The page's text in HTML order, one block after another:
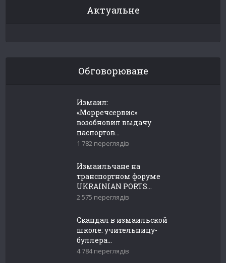
Актуальне
Обговорюване
Измаил:
«Морречсервис»
возобновил выдачу
паспортов...
1 782 переглядів
Измаильчане на
транспортном форуме
UKRAINIAN PORTS...
2 575 переглядів
Скандал в измаильской
школе: учительницу-
буллера...
4 784 переглядів